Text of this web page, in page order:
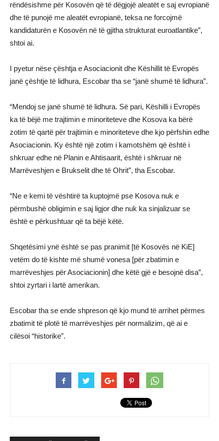
rëndësishme për Kosovën që të dëgjojë aleatët e saj evropianë
dhe të punojë me aleatët evropianë, teksa ne forcojmë
kandidaturën e Kosovën në të gjitha strukturat euroatlantike”,
shtoi ai.
I pyetur nëse çështja e Asociacionit dhe Këshillit të Evropës
janë çështje të lidhura, Escobar tha se “janë shumë të lidhura”.
“Mendoj se janë shumë të lidhura. Së pari, Këshilli i Evropës
ka të bëjë me trajtimin e minoriteteve dhe Kosova ka bërë
zotim të qartë për trajtimin e minoriteteve dhe kjo përfshin edhe
Asociacionin. Ky është një zotim i kamotshëm që është i
shkruar edhe në Planin e Ahtisaarit, është i shkruar në
Marrëveshjen e Brukselit dhe të Ohrit”, tha Escobar.
“Ne e kemi të vështirë ta kuptojmë pse Kosova nuk e
përmbushë obligimin e saj ligjor dhe nuk ka sinjalizuar se
është e përkushtuar që ta bëjë këtë.
Shqetësimi ynë është se pas pranimit [të Kosovës në KiE]
vetëm do të kishte më shumë vonesa [për zbatimin e
marrëveshjes për Asociacionin] dhe këtë gjë e besojnë disa”,
shtoi zyrtari i lartë amerikan.
Escobar tha se ende shpreson që kjo mund të arrihet përmes
zbatimit të plotë të marrëveshjes për normalizim, që ai e
cilësoi “historike”.